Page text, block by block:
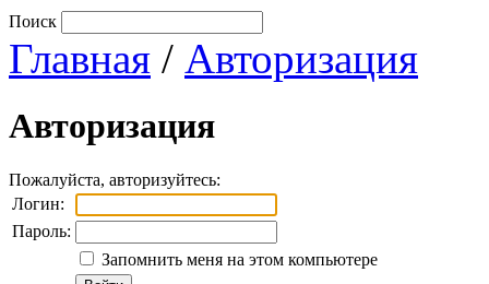
Поиск
Главная / Авторизация
Авторизация
Пожалуйста, авторизуйтесь:
Логин:
Пароль:
Запомнить меня на этом компьютере